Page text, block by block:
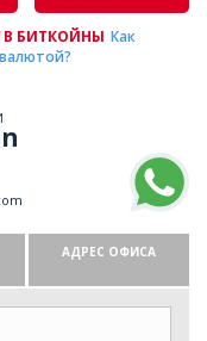
В БИТКОЙНЫ Как
АДРЕС ОФИСА